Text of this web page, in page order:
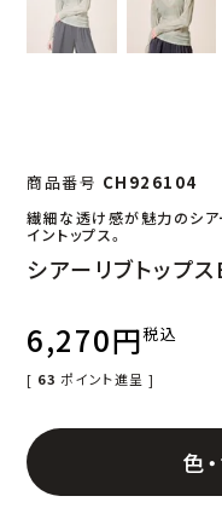
商品番号 CH926104
繊細な透け感が魅力のシア
イントップス。
シアーリブトップ
6,270 税込
[ 63 ポイント進呈 ]
色